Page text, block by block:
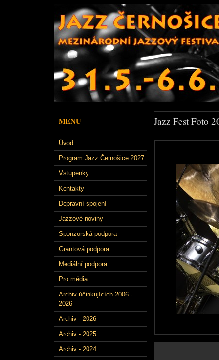
MENU
Úvod
Program Jazz Černošice 2027
Vstupenky
Kontakty
Dopravní spojení
Jazzové noviny
Sponzorská podpora
Grantová podpora
Mediální podpora
Pro média
Archiv účinkujících 2006 -
2026
Archiv - 2026
Archiv - 2025
Archiv - 2024
Jazz Fest Foto